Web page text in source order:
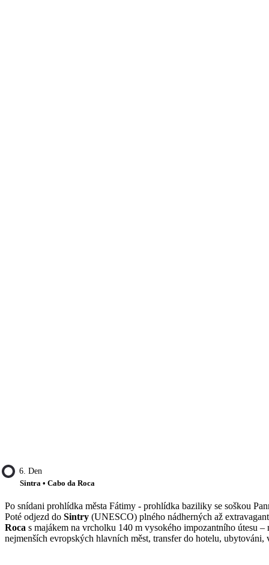
6. Den
Sintra • Cabo da Roca
Po snídani prohlídka města Fátimy - prohlídka baziliky se soškou
Poté odjezd do Sintry (UNESCO) plného nádherných až
Roca s majákem na vrcholku 140 m vysokého impozantního útesu
nejmenších evropských hlavních měst, transfer do hotelu, ubytováni,